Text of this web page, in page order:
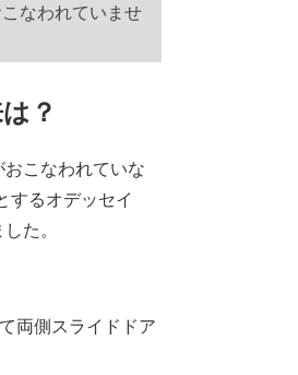
なわれていませ
？
こなわれていな
するオデッセイ
た。
両側スライドドア